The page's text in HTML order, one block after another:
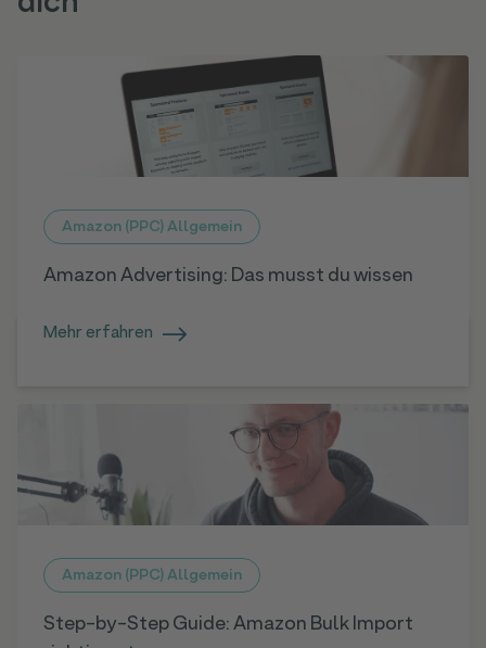
Amazon (PPC) Allgemein
Amazon Advertising: Das musst du wissen
Mehr erfahren
Amazon (PPC) Allgemein
Step-by-Step Guide: Amazon Bulk Import